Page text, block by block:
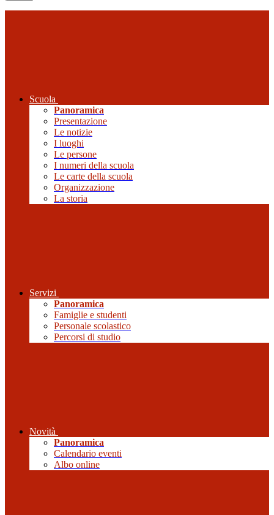
Scuola
Panoramica
Presentazione
Le notizie
I luoghi
Le persone
I numeri della scuola
Le carte della scuola
Organizzazione
La storia
Servizi
Panoramica
Famiglie e studenti
Personale scolastico
Percorsi di studio
Novità
Panoramica
Calendario eventi
Albo online